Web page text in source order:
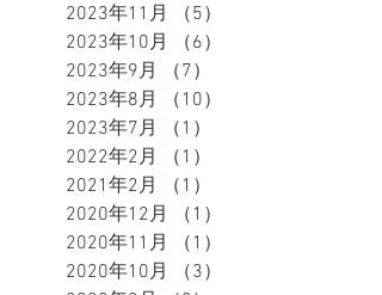
2023年11月
（5）
2023年10月
（6）
2023年9月
（7）
2023年8月
（10）
2023年7月
（1）
2022年2月
（1）
2021年2月
（1）
2020年12月
（1）
2020年11月
（1）
2020年10月
（3）